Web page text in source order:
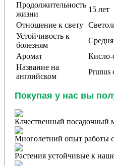
Продолжительность
жизни
15 лет
Отношение к свету
Устойчивость к
болезням
Аромат
Кисло-
Название на
английском
Prunus
Покупая у нас вы
Качественный посадочный
Многолетний опыт работы
Растения устойчивые к